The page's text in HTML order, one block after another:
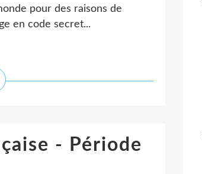
pour des raisons de
en code secret...
- Période